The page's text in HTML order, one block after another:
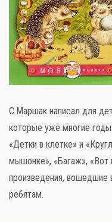
С.Маршак написал для
которые уже многие
«Детки в клетке» и
мышонке», «Багаж», «Вот
произведения, вошедшие
ребятам.